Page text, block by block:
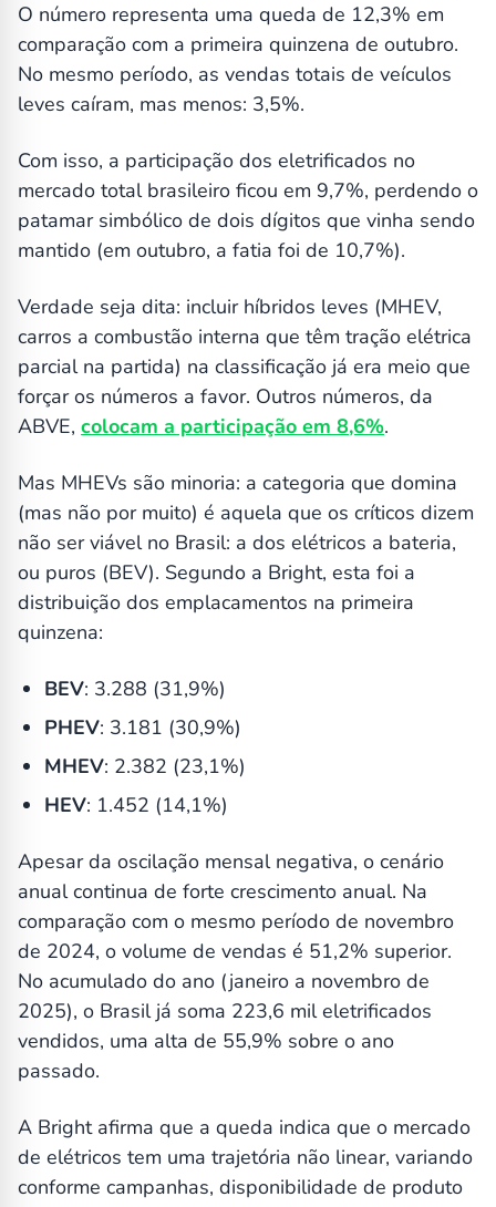
O número representa uma queda de 12,3% em
comparação com a primeira quinzena de outubro.
No mesmo período, as vendas totais de veículos
leves caíram, mas menos: 3,5%.
Com isso, a participação dos eletrificados no
mercado total brasileiro ficou em 9,7%, perdendo o
patamar simbólico de dois dígitos que vinha sendo
mantido (em outubro, a fatia foi de 10,7%).
Verdade seja dita: incluir híbridos leves (MHEV,
carros a combustão interna que têm tração elétrica
parcial na partida) na classificação já era meio que
forçar os números a favor. Outros números, da
ABVE, colocam a participação em 8,6%.
Mas MHEVs são minoria: a categoria que domina
(mas não por muito) é aquela que os críticos dizem
não ser viável no Brasil: a dos elétricos a bateria,
ou puros (BEV). Segundo a Bright, esta foi a
distribuição dos emplacamentos na primeira
quinzena:
BEV: 3.288 (31,9%)
PHEV: 3.181 (30,9%)
MHEV: 2.382 (23,1%)
HEV: 1.452 (14,1%)
Apesar da oscilação mensal negativa, o cenário
anual continua de forte crescimento anual. Na
comparação com o mesmo período de novembro
de 2024, o volume de vendas é 51,2% superior.
No acumulado do ano (janeiro a novembro de
2025), o Brasil já soma 223,6 mil eletrificados
vendidos, uma alta de 55,9% sobre o ano
passado.
A Bright afirma que a queda indica que o mercado
de elétricos tem uma trajetória não linear, variando
conforme campanhas, disponibilidade de produto